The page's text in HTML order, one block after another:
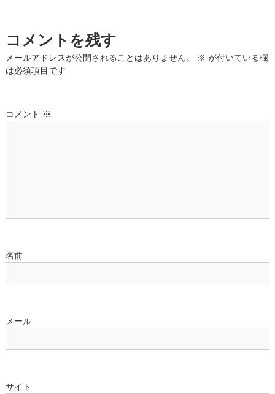
ビ
ゲ
シ
コメントを残す
メールアドレスが公開されることはありません。 ※ が付いている欄
は必須項目です
コメント ※
名前
メール
サイト